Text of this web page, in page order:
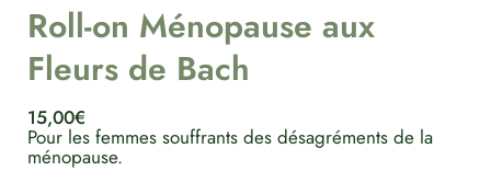
Roll-on Ménopause aux
Fleurs de Bach
15,00€
Pour les femmes souffrants des désagréments de la
ménopause.